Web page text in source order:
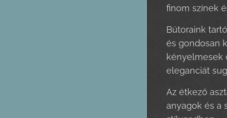
finom színek
Bútoraink
és gondosan
kényelmesek
eleganciát
Az étkező
anyagok és a